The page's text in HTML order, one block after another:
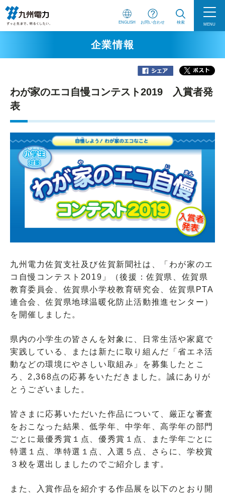
ENGLISH お問い合わせ 検索 MENU
企業情報
わが家のエコ自慢コンテスト2019 入賞者発
表
九州電力佐賀支社及び佐賀新聞社は、「わが家のエ
コ自慢コンテスト2019」（後援：佐賀県、佐賀県
教育委員会、佐賀県小学校教育研究会、佐賀県PTA
連合会、佐賀県地球温暖化防止活動推進センター）
を開催しました。
県内の小学生の皆さんを対象に、日常生活や家庭で
実践している、または新たに取り組んだ「省エネ活
動などの環境にやさしい取組み」を募集したとこ
ろ、2,368点の応募をいただきました。誠にありが
とうございました。
皆さまに応募いただいた作品について、厳正な審査
をおこなった結果、低学年、中学年、高学年の部門
ごとに最優秀賞１点、優秀賞１点、また学年ごとに
特選１点、準特選１点、入選５点、さらに、学校賞
３校を選出しましたのでご紹介します。
また、入賞作品を紹介する作品展を以下のとおり開